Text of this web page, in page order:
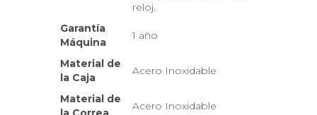
reloj.
Garantía
Máquina
1 año
Material de
la Caja
Acero Inoxidable
Material de
Acero Inoxidable